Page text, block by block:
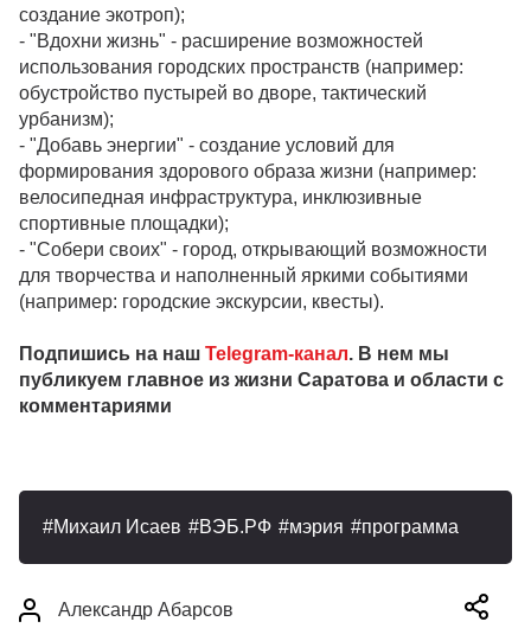
создание экотроп);
- "Вдохни жизнь" - расширение возможностей
использования городских пространств (например:
обустройство пустырей во дворе, тактический
урбанизм);
- "Добавь энергии" - создание условий для
формирования здорового образа жизни (например:
велосипедная инфраструктура, инклюзивные
спортивные площадки);
- "Собери своих" - город, открывающий возможности
для творчества и наполненный яркими событиями
(например: городские экскурсии, квесты).
Подпишись на наш Telegram-канал. В нем мы
публикуем главное из жизни Саратова и области с
комментариями
Михаил Исаев ВЭБ.РФ мэрия программа
Александр Абарсов